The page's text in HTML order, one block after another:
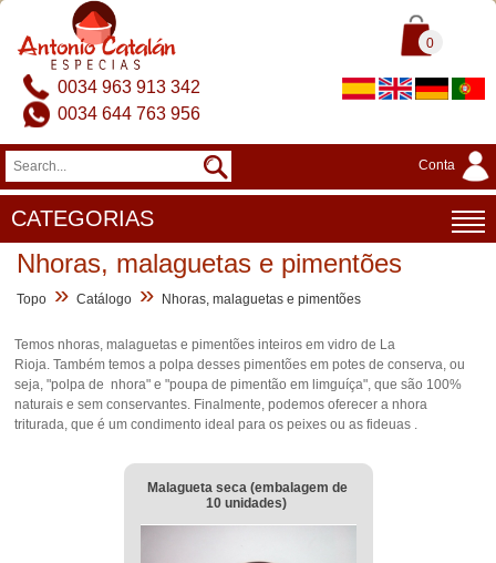
0
0034 963 913 342
0034 644 763 956
Conta
CATEGORIAS
Nhoras, malaguetas e pimentões
Topo » Catálogo » Nhoras, malaguetas e pimentões
Temos nhoras, malaguetas e pimentões inteiros em vidro de La
Rioja. Também temos a polpa desses pimentões em potes de conserva, ou
seja, "polpa de nhora" e "poupa de pimentão em limguíça", que são 100%
naturais e sem conservantes. Finalmente, podemos oferecer a nhora
triturada, que é um condimento ideal para os peixes ou as fideuas .
Malagueta seca (embalagem de
10 unidades)